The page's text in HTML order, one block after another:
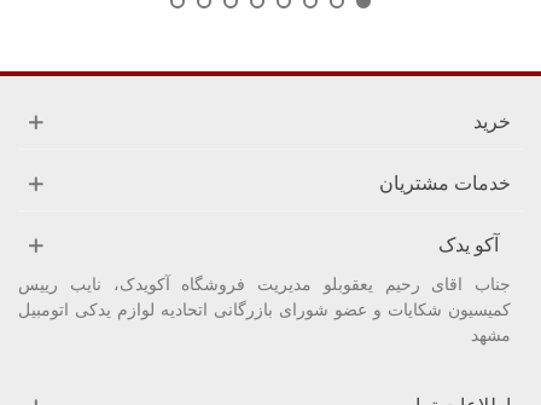
خرید
خدمات مشتریان
آکو یدک
جناب اقای رحیم یعقوبلو مدیریت فروشگاه آکویدک، نایب رییس
کمیسیون شکایات و عضو شورای بازرگانی اتحادیه لوازم یدکی اتومبیل
مشهد